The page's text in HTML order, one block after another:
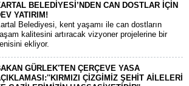
BELEDİYESİ’NDEN CAN DOSTLAR İÇİN
YATIRIM!
Belediyesi, kent yaşamı ile can dostların
kalitesini artıracak vizyoner projelerine bir
ekliyor.
GÜRLEK'TEN ÇERÇEVE YASA
ÇİZGİMİZ ŞEHİT AİLELERİ